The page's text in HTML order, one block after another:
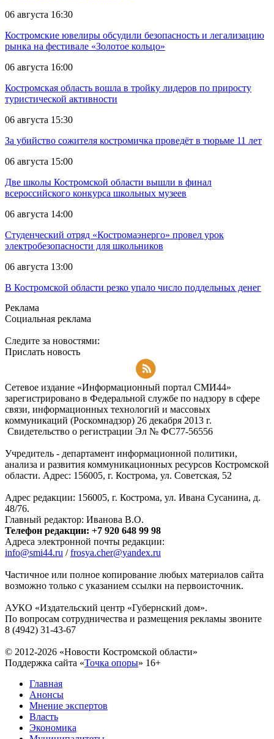
06 августа 16:30
Костромские ювелиры обсудили безопасность и легализацию
рынка на фестивале «Золотое кольцо»
06 августа 16:00
Костромская область вошла в тройку лидеров по приросту
туристической активности
06 августа 15:30
За убийство сожителя костромичка проведёт в тюрьме 11 лет
06 августа 15:00
Две школы Костромской области вышли в финал
всероссийского конкурса школьных музеев
06 августа 14:00
Студенческий отряд «Костромаэнерго» провел урок
электробезопасности для школьников
06 августа 13:00
В Костромской области резко упало число поддельных денег
Реклама
Социальная реклама
Следите за новостями:
Прислать новость
Сетевое издание «Информационный портал СМИ44»
зарегистрировано в Федеральной службе по надзору в сфере
связи, информационных технологий и массовых
коммуникаций (Роскомнадзор) 26 декабря 2013 г.
Свидетельство о регистрации Эл № ФC77-56556
Учредитель - департамент информационной политики,
анализа и развития коммуникационных ресурсов Костромской
области. Адрес: 156005, г. Кострома, ул. Советская, 52
Адрес редакции: 156005, г. Кострома, ул. Ивана Сусанина, д.
48/76.
Главный редактор: Иванова В.О.
Телефон редакции: +7 920 648 99 98
Адреса электронной почты редакции:
info@smi44.ru /frosya.cher@yandex.ru
Частичное или полное копирование любых материалов сайта
возможно только с указанием ссылки на первоисточник.
АУКО «Издательский центр «Губернский дом».
По вопросам сотрудничества и размещения рекламы звоните
8 (4942) 31-43-67
© 2012-2026 «Новости Костромской области»
Поддержка сайта «Точка опоры» 16+
Главная
Анонсы
Мнение экспертов
Власть
Экономика